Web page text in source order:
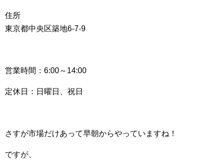
住所
東京都中央区築地6-7-9
営業時間：6:00～14:00
定休日：日曜日、祝日
さすが市場だけあって早朝からやっていますね！
ですが、